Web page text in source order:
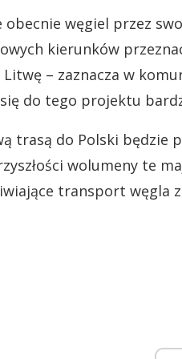
węgiel przez
kierunków
Litwę – zaznacza w
do tego projektu
trasą do Polski będzie
wolumeny te
transport węgla